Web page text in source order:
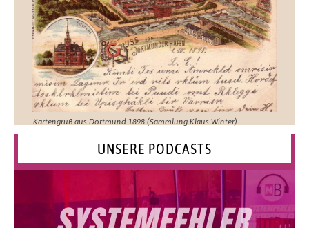
Kartengruß aus Dortmund 1898 (Sammlung Klaus Winter)
UNSERE PODCASTS